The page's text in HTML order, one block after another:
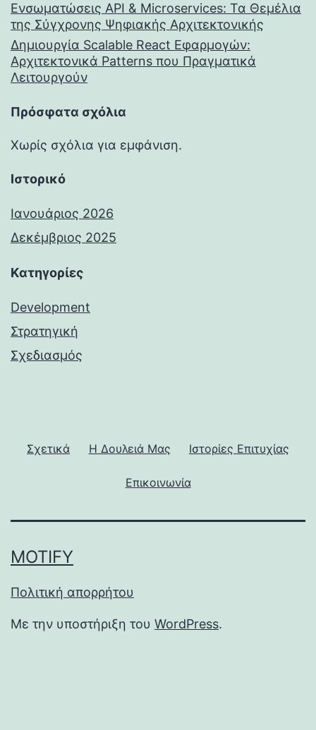
Ενσωματώσεις API & Microservices: Τα Θεμέλια
της Σύγχρονης Ψηφιακής Αρχιτεκτονικής
Δημιουργία Scalable React Εφαρμογών:
Αρχιτεκτονικά Patterns που Πραγματικά
Λειτουργούν
Πρόσφατα σχόλια
Χωρίς σχόλια για εμφάνιση.
Ιστορικό
Ιανουάριος 2026
Δεκέμβριος 2025
Kατηγορίες
Development
Στρατηγική
Σχεδιασμός
Σχετικά Η Δουλειά Μας Ιστορίες Επιτυχίας
Επικοινωνία
MOTIFY
Πολιτική απορρήτου
Με την υποστήριξη του WordPress.